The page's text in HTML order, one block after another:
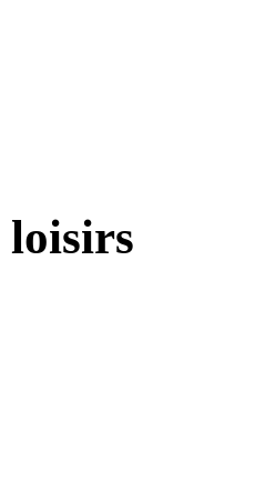
loisirs